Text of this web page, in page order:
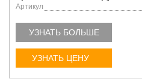
Артикул
УЗНАТЬ БОЛЬШЕ
УЗНАТЬ ЦЕНУ